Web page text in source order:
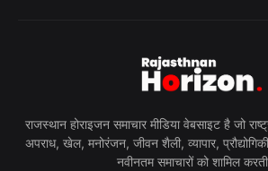
राजस्थान होराइजन समाचार मीडिया वेबसाइट है जो
अपराध, खेल, मनोरंजन, जीवन शैली, व्यापार,
नवीनतम समाचारों को शामिल